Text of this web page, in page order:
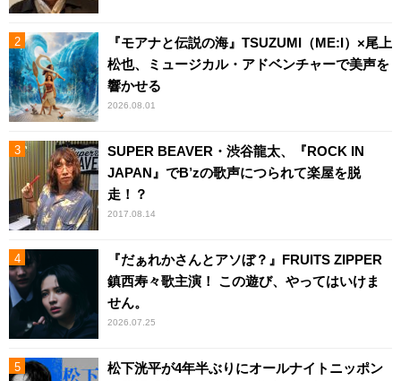
『モアナと伝説の海』TSUZUMI（ME:I）×尾上
松也、ミュージカル・アドベンチャーで美声を
響かせる
2026.08.01
SUPER BEAVER・渋谷龍太、『ROCK IN
JAPAN』でB’zの歌声につられて楽屋を脱
走！？
2017.08.14
『だぁれかさんとアソぼ？』FRUITS ZIPPER
鎮西寿々歌主演！ この遊び、やってはいけま
せん。
2026.07.25
松下洸平が4年半ぶりにオールナイトニッポン